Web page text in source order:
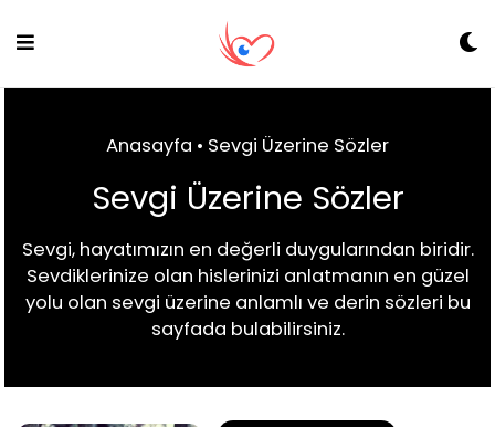
Anasayfa • Sevgi Üzerine Sözler
Sevgi Üzerine Sözler
Sevgi, hayatımızın en değerli duygularından biridir.
Sevdiklerinize olan hislerinizi anlatmanın en güzel
yolu olan sevgi üzerine anlamlı ve derin sözleri bu
sayfada bulabilirsiniz.